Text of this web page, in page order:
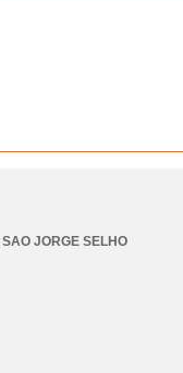
SAO JORGE SELHO